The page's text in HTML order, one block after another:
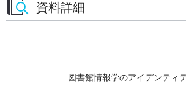
資料詳細
図書館情報学のアイデンティ